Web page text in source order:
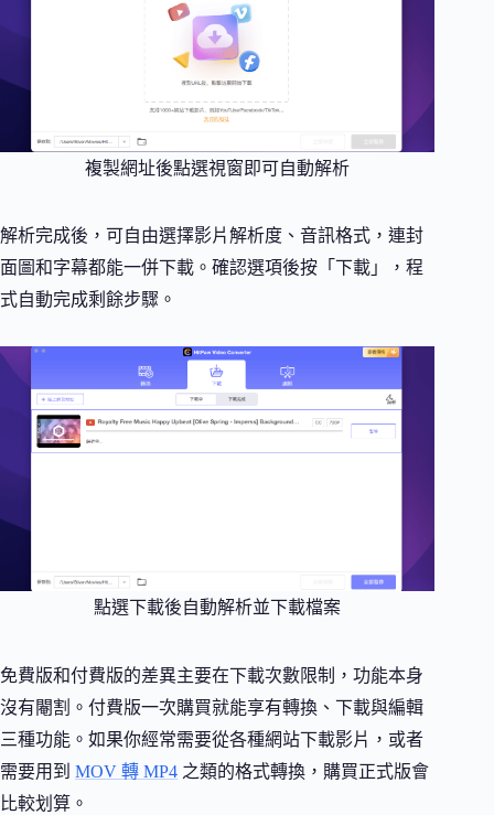
複製網址後點選視窗即可自動解析
解析完成後，可自由選擇影片解析度、音訊格式，連封
面圖和字幕都能一併下載。確認選項後按「下載」，程
式自動完成剩餘步驟。
點選下載後自動解析並下載檔案
免費版和付費版的差異主要在下載次數限制，功能本身
沒有閹割。付費版一次購買就能享有轉換、下載與編輯
三種功能。如果你經常需要從各種網站下載影片，或者
需要用到 MOV 轉 MP4 之類的格式轉換，購買正式版會
比較划算。